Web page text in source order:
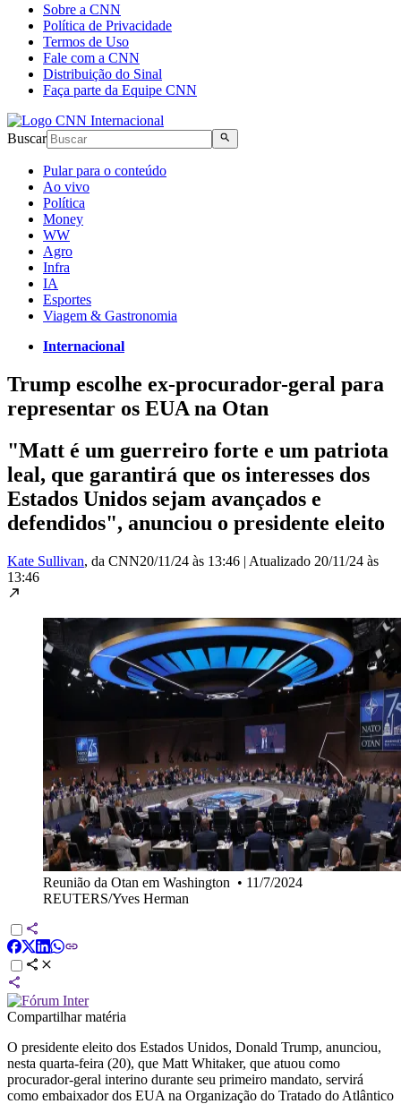
Sobre a CNN
Política de Privacidade
Termos de Uso
Fale com a CNN
Distribuição do Sinal
Faça parte da Equipe CNN
Buscar
Pular para o conteúdo
Ao vivo
Política
Money
WW
Agro
Infra
IA
Esportes
Viagem & Gastronomia
Internacional
Trump escolhe ex-procurador-geral para
representar os EUA na Otan
"Matt é um guerreiro forte e um patriota
leal, que garantirá que os interesses dos
Estados Unidos sejam avançados e
defendidos", anunciou o presidente eleito
Kate Sullivan, da CNN20/11/24 às 13:46 | Atualizado 20/11/24 às
13:46
Reunião da Otan em Washington • 11/7/2024
REUTERS/Yves Herman
Compartilhar matéria
O presidente eleito dos Estados Unidos, Donald Trump, anunciou,
nesta quarta-feira (20), que Matt Whitaker, que atuou como
procurador-geral interino durante seu primeiro mandato, servirá
como embaixador dos EUA na Organização do Tratado do Atlântico